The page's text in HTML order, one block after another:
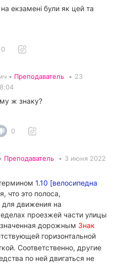
екзамені були як цей та
0
• Преподаватель • 23
ж знаку?
0
Преподаватель • 3 июня 2022
1.10 [велосипедна
что это полоса,
для движения на
проезжей части улицы
дорожным Знак
горизонтальной
Соответственно, другие
по ней двигаться не